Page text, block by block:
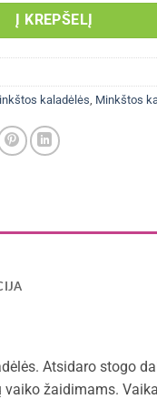
Į KREPŠELĮ
kaladėlės Minkštos
Atsidaro stogo
žaidimams.